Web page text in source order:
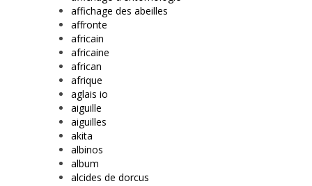
affichage des abeilles
affronte
africain
africaine
african
afrique
aglais io
aiguille
aiguilles
akita
albinos
album
alcides de dorcus